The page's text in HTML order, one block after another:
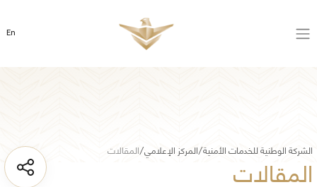
En
الشركة الوطنية للخدمات الأمنية المركز الإعلامي المقالات
المقالات